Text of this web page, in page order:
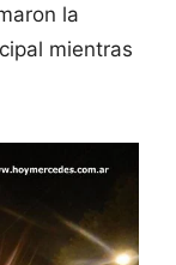
la
mientras